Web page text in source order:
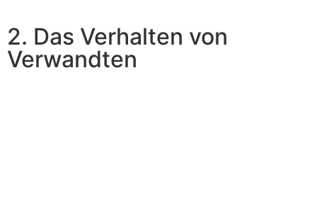
2. Das Verhalten von
Verwandten